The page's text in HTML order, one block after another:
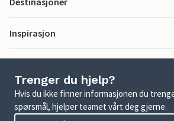
Inspirasjon
Trenger du hjelp?
Hvis du ikke finner informasjonen du
spørsmål, hjelper teamet vårt deg gjerne.